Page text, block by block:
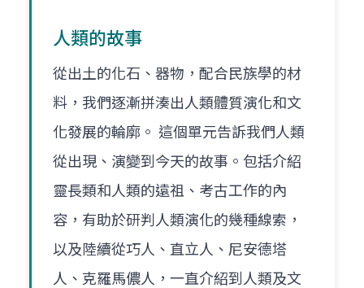
人類的故事
從出土的化石、器物，配合民族學的材
料，我們逐漸拼湊出人類體質演化和文
化發展的輪廓。 這個單元告訴我們人類
從出現、演變到今天的故事。包括介紹
靈長類和人類的遠祖、考古工作的內
容，有助於研判人類演化的幾種線索，
以及陸續從巧人、直立人、尼安德塔
人、克羅馬儂人，一直介紹到人類及文